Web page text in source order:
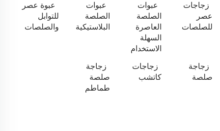
زجاجات
عصر
للصلصات
عبوات
الصلصة
العاصرة
السهلة
الاستخدام
عبوات
الصلصة
البلاستيكية
عبوة عصر
للتوابل
والصلصات
زجاجة
صلصة
زجاجات
كاتشب
زجاجة
صلصة
طماطم